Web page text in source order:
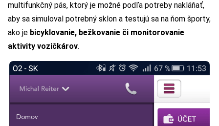
multifunkčný pás, ktorý je možné podľa potreby nakláňať,
aby sa simuloval potrebný sklon a testujú sa na ňom športy,
ako je bicyklovanie, bežkovanie či monitorovanie
aktivity vozičkárov.